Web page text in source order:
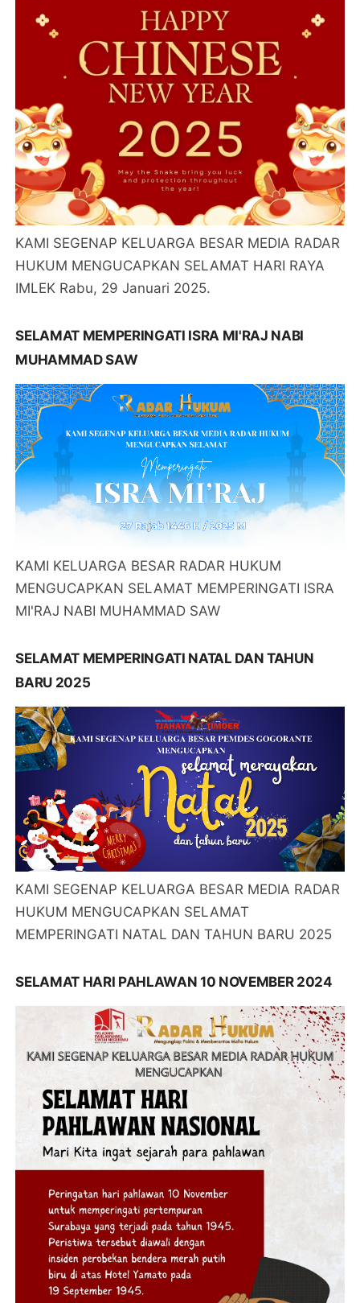
KAMI SEGENAP KELUARGA BESAR MEDIA RADAR
HUKUM MENGUCAPKAN SELAMAT HARI RAYA
IMLEK Rabu, 29 Januari 2025.
SELAMAT MEMPERINGATI ISRA MI'RAJ NABI
MUHAMMAD SAW
KAMI KELUARGA BESAR RADAR HUKUM
MENGUCAPKAN SELAMAT MEMPERINGATI ISRA
MI'RAJ NABI MUHAMMAD SAW
SELAMAT MEMPERINGATI NATAL DAN TAHUN
BARU 2025
KAMI SEGENAP KELUARGA BESAR MEDIA RADAR
HUKUM MENGUCAPKAN SELAMAT
MEMPERINGATI NATAL DAN TAHUN BARU 2025
SELAMAT HARI PAHLAWAN 10 NOVEMBER 2024